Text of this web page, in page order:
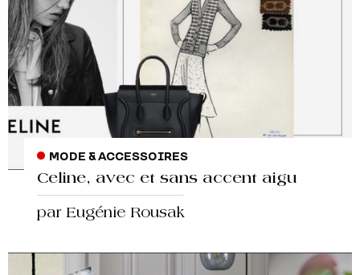
MODE & ACCESSOIRES
Celine, avec et sans accent aigu
par Eugénie Rousak